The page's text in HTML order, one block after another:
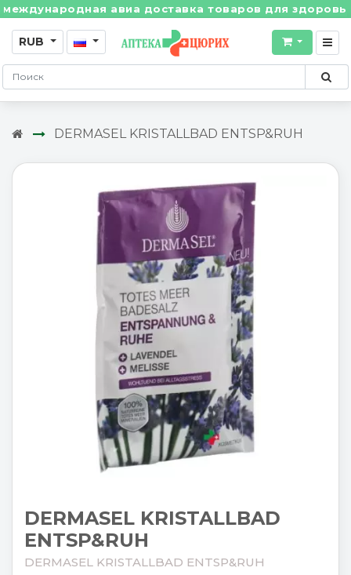
авиа доставка товаров для здоровья
RUB
DERMASEL KRISTALLBAD ENTSP&RUH
DERMASEL KRISTALLBAD
ENTSP&RUH
DERMASEL KRISTALLBAD ENTSP&RUH